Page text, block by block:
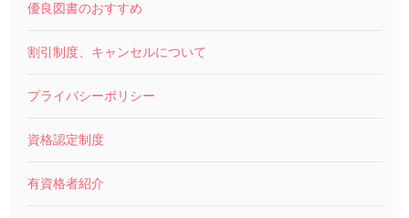
優良図書のおすすめ
割引制度、キャンセルについて
プライバシーポリシー
資格認定制度
有資格者紹介